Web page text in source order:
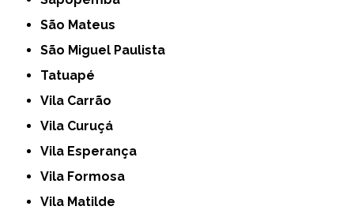
São Mateus
São Miguel Paulista
Tatuapé
Vila Carrão
Vila Curuçá
Vila Esperança
Vila Formosa
Vila Matilde